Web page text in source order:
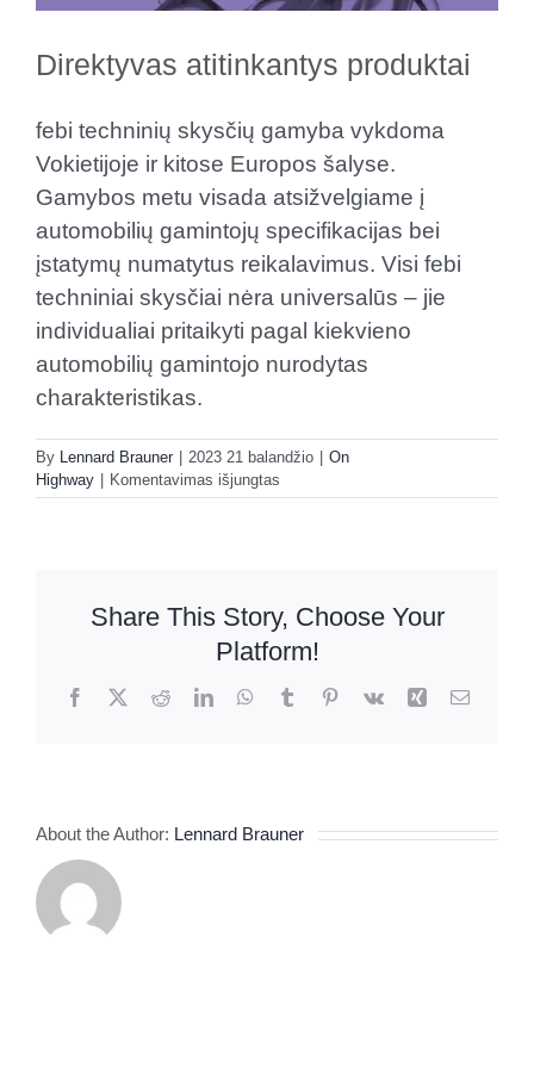
Direktyvas atitinkantys produktai
febi techninių skysčių gamyba vykdoma
Vokietijoje ir kitose Europos šalyse.
Gamybos metu visada atsižvelgiame į
automobilių gamintojų specifikacijas bei
įstatymų numatytus reikalavimus. Visi febi
techniniai skysčiai nėra universalūs – jie
individualiai pritaikyti pagal kiekvieno
automobilių gamintojo nurodytas
charakteristikas.
By Lennard Brauner | 2023 21 balandžio | On
Highway | Komentavimas išjungtas
Direktyvas
Share This Story, Choose Your
Platform!
Facebook
X RedditLinkedInWhatsApp
TumblrPinterest
Vk Xing Email
About the Author: Lennard Brauner